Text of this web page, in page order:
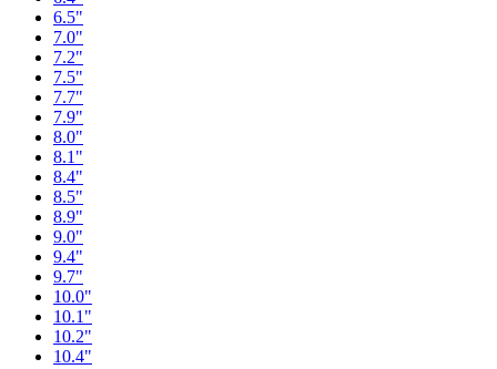
6.5"
7.0"
7.2"
7.5"
7.7"
7.9"
8.0"
8.1"
8.4"
8.5"
8.9"
9.0"
9.4"
9.7"
10.0"
10.1"
10.2"
10.4"